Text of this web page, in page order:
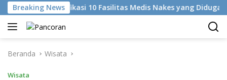
Langsung
ke
konten
Breaking News
KKI Identifikasi 10 Fasilitas Medis Nakes yang Diduga
Beranda Wisata
Wisata